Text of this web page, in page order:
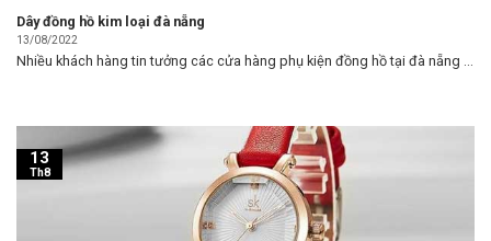
Dây đồng hồ kim loại đà nẵng
13/08/2022
Nhiều khách hàng tin tưởng các cửa hàng phụ kiện đồng hồ tại đà nẵng ...
13
Th8